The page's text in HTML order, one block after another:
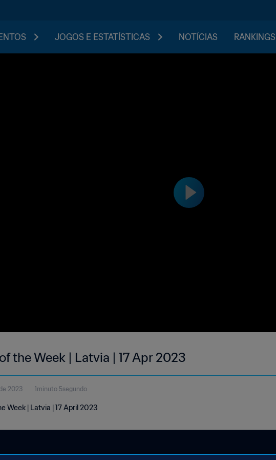
JOGOS E ESTATÍSTICAS NOTÍCIAS RANKINGS
the Week | Latvia | 17 Apr 2023
2023 1minuto 5segundo
Week | Latvia | 17 April 2023